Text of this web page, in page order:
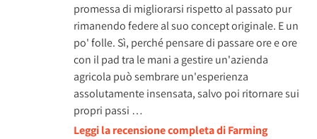
promessa di migliorarsi rispetto al passato pur
rimanendo federe al suo concept originale. E un
po' folle. Sì, perché pensare di passare ore e ore
con il pad tra le mani a gestire un'azienda
agricola può sembrare un'esperienza
assolutamente insensata, salvo poi ritornare sui
propri passi …
Leggi la recensione completa di Farming